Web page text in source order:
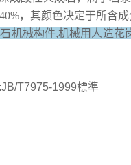
，其颜色决定于所含
机械构件,机械用人造花
T7975-1999標準